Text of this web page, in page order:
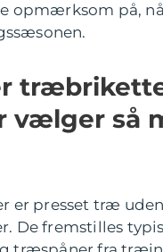
opmærksom på,
vælger så
er presset træ
De fremstilles